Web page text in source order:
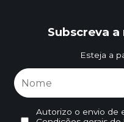
Subscreva
Esteja a
Autorizo o envio de